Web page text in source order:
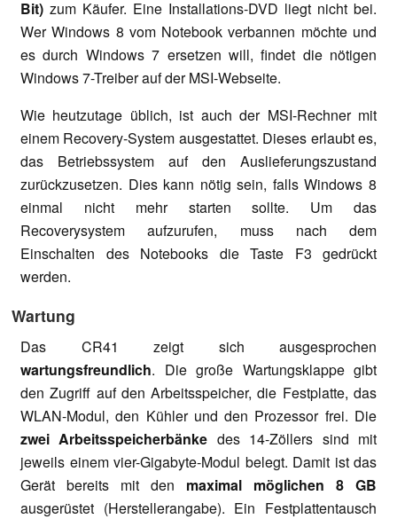
Bit) zum Käufer. Eine Installations-DVD liegt nicht bei.
Wer Windows 8 vom Notebook verbannen möchte und
es durch Windows 7 ersetzen will, findet die nötigen
Windows 7-Treiber auf der MSI-Webseite.
Wie heutzutage üblich, ist auch der MSI-Rechner mit
einem Recovery-System ausgestattet. Dieses erlaubt es,
das Betriebssystem auf den Auslieferungszustand
zurückzusetzen. Dies kann nötig sein, falls Windows 8
einmal nicht mehr starten sollte. Um das
Recoverysystem aufzurufen, muss nach dem
Einschalten des Notebooks die Taste F3 gedrückt
werden.
Wartung
Das CR41 zeigt sich ausgesprochen
wartungsfreundlich. Die große Wartungsklappe gibt
den Zugriff auf den Arbeitsspeicher, die Festplatte, das
WLAN-Modul, den Kühler und den Prozessor frei. Die
zwei Arbeitsspeicherbänke des 14-Zöllers sind mit
jeweils einem vier-Gigabyte-Modul belegt. Damit ist das
Gerät bereits mit den maximal möglichen 8 GB
ausgerüstet (Herstellerangabe). Ein Festplattentausch